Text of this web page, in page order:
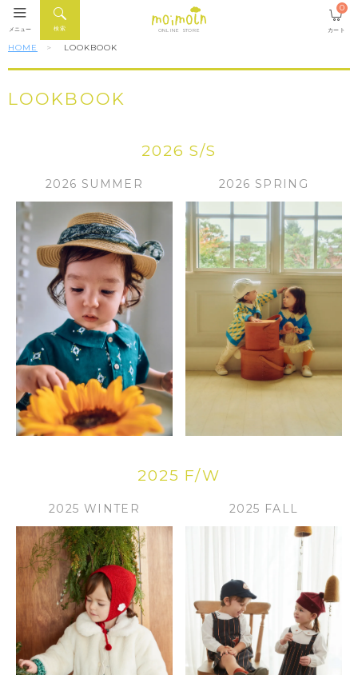
ONLINE STORE
検索
メニュー カート
0
HOME LOOKBOOK
LOOKBOOK
2026 S/S
2026 SUMMER 2026 SPRING
2025 F/W
2025 WINTER 2025 FALL